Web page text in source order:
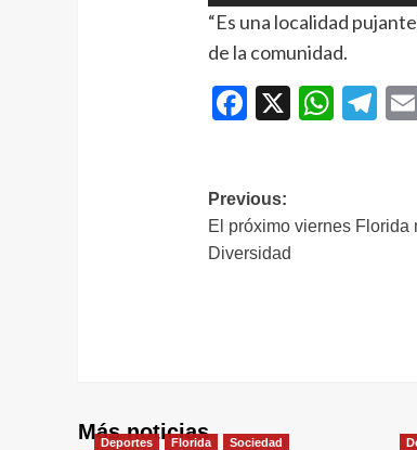
“Es una localidad
de la comunidad.
Facebook
X
Navegación
de
Previous:
El próximo viernes Florida
Diversidad
Más noticias
Deportes Florida Sociedad